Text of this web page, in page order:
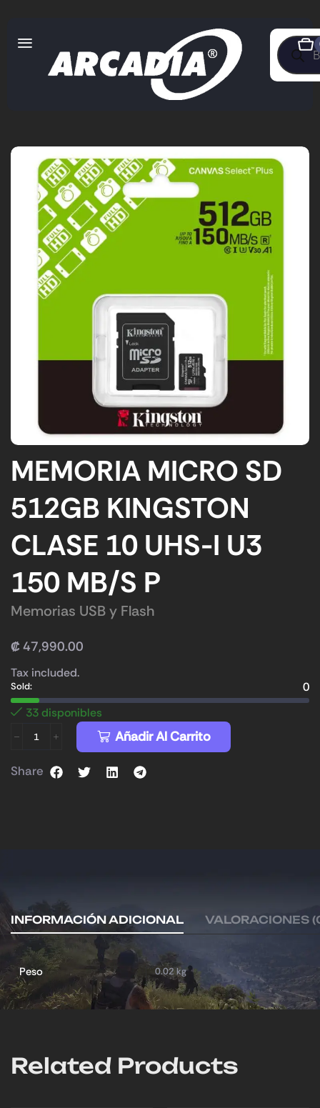
MEMORIA MICRO SD
512GB KINGSTON
CLASE 10 UHS-I U3
150 MB/S P
Memorias USB y Flash
₡ 47,990.00
Tax included.
Sold:
0
33 disponibles
Añadir Al Carrito
Share
INFORMACIÓN ADICIONAL VALORACIONES
Peso 0.02 kg
Related Products